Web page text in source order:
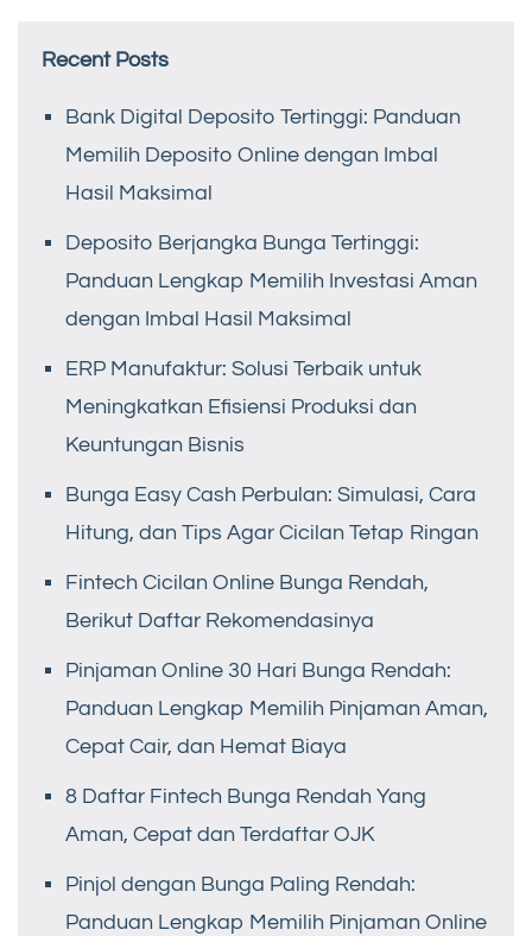
Recent Posts
Bank Digital Deposito Tertinggi: Panduan
Memilih Deposito Online dengan Imbal
Hasil Maksimal
Deposito Berjangka Bunga Tertinggi:
Panduan Lengkap Memilih Investasi Aman
dengan Imbal Hasil Maksimal
ERP Manufaktur: Solusi Terbaik untuk
Meningkatkan Efisiensi Produksi dan
Keuntungan Bisnis
Bunga Easy Cash Perbulan: Simulasi, Cara
Hitung, dan Tips Agar Cicilan Tetap Ringan
Fintech Cicilan Online Bunga Rendah,
Berikut Daftar Rekomendasinya
Pinjaman Online 30 Hari Bunga Rendah:
Panduan Lengkap Memilih Pinjaman Aman,
Cepat Cair, dan Hemat Biaya
8 Daftar Fintech Bunga Rendah Yang
Aman, Cepat dan Terdaftar OJK
Pinjol dengan Bunga Paling Rendah:
Panduan Lengkap Memilih Pinjaman Online